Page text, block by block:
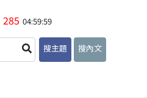
285 04:59:59
搜主題 搜內文